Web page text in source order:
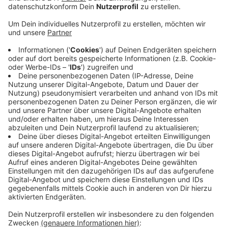
Veröffentlicht:Montag, 16.12.2019 16:17
Der Bedarf in Leverkusen sei groß, viele Schulen
benötigten dringend weiteres Personal, so Lux. Im
Sommer hatte der Leverkusener Rat die Stadt
einstimmig beauftragt, die Schulen in ihrer Bewerbung
um das Förderprojekt zu unterstützen - vergeblich.
Bergisch Gladbach und Köln dagegen werden durch
das Förderprojekt bedacht. Die Idee von
Talentschulen ist, dass dort Kinder und Jugendliche
unabhängig vom Einkommen der Eltern unterstützt
werden. Dafür bekommen die Schulen 20 Prozent
mehr Personal.
Anzeige